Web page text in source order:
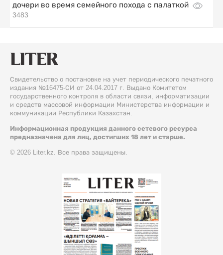
дочери во время семейного похода с палаткой
3483
Свидетельство о постановке на учет периодического печатного
издания №16475-СИ от 24.04.2017 г. Выдано Комитетом
государственного контроля в области связи, информатизации
и средств массовой информации Министерства информации и
коммуникации Республики Казахстан.
Информационная продукция данного сетевого ресурса
предназначена для лиц, достигших 18 лет и старше.
© 2026 Liter.kz. Все права защищены.